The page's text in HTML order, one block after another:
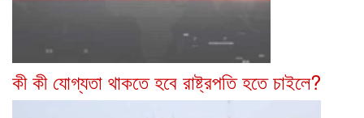
কী কী যোগ্যতা থাকতে হবে রাষ্ট্রপতি হতে চাইলে?